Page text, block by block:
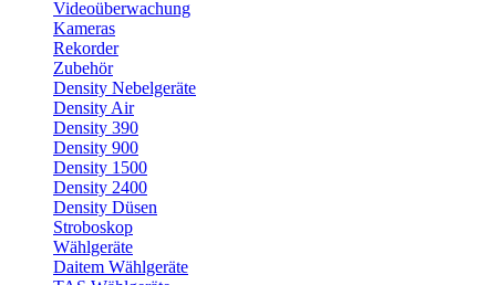
Videoüberwachung
Kameras
Rekorder
Zubehör
Density Nebelgeräte
Density Air
Density 390
Density 900
Density 1500
Density 2400
Density Düsen
Stroboskop
Wählgeräte
Daitem Wählgeräte